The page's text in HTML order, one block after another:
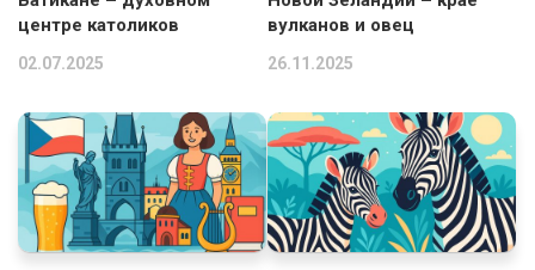
центре католиков
02.07.2025
вулканов и овец
26.11.2025